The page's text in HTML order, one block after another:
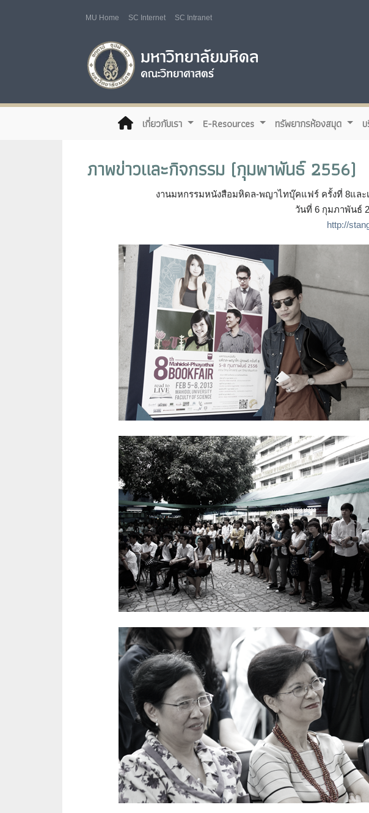
MU Home SC Internet SC Intranet
(current)
เกี่ยวกับเรา E-Resources ทรัพยากรห้องสมุด
ภาพข่าวและกิจกรรม (กุมพาพันธ์ 2556)
งานมหกรรมหนังสือมหิดล-พญาไทบุ๊คแฟร์ ครั้งที่ 8และ
วันที่ 6 กุมภาพันธ์
http://